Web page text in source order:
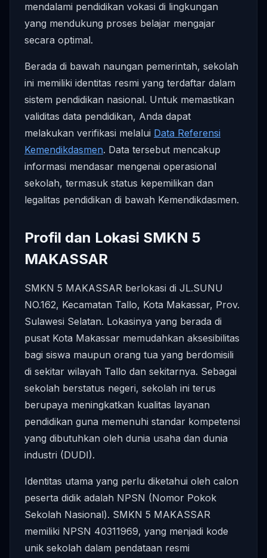
mendalami pendidikan vokasi di lingkungan
yang mendukung proses belajar mengajar
secara optimal.
Berada di bawah naungan pemerintah, sekolah
ini memiliki identitas resmi yang terdaftar dalam
sistem pendidikan nasional. Untuk memastikan
validitas data pendidikan, Anda dapat
melakukan verifikasi melalui Data Referensi
Kemendikdasmen. Data tersebut mencakup
informasi mendasar mengenai operasional
sekolah, termasuk status kepemilikan dan
legalitas pendidikan di bawah Kemendikdasmen.
Profil dan Lokasi SMKN 5
MAKASSAR
SMKN 5 MAKASSAR berlokasi di JL.SUNU
NO.162, Kecamatan Tallo, Kota Makassar, Prov.
Sulawesi Selatan. Lokasinya yang berada di
pusat Kota Makassar memudahkan aksesibilitas
bagi siswa maupun orang tua yang berdomisili
di sekitar wilayah Tallo dan sekitarnya. Sebagai
sekolah berstatus negeri, sekolah ini terus
berupaya meningkatkan kualitas layanan
pendidikan guna memenuhi standar kompetensi
yang dibutuhkan oleh dunia usaha dan dunia
industri (DUDI).
Identitas utama yang perlu diketahui oleh calon
peserta didik adalah NPSN (Nomor Pokok
Sekolah Nasional). SMKN 5 MAKASSAR
memiliki NPSN 40311969, yang menjadi kode
unik sekolah dalam pendataan resmi